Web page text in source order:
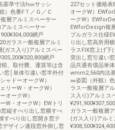
基準寸法h㎜サッシ
）色番FＴ／Ｇ／Ｃ
層アルミスペーサー
ルミスペーサー
網戸
ガラス一般複層アルミ
(ガス入り)アルミスペー
網戸
、取付費、運賃等は含
窓│単体引違い窓半外付
ャドーオークW）
リーW・オークW）
オークW）
W・オークW）EWトリ
縦すべり出し窓横すべ
すべり出し窓開き窓テ
デザイン連段窓外倒し窓
227セット価格
オークW）
ークW）
EWforDesign複
プルガラス仕様
り出し窓高所用
ラスFIX窓上げ下
突出し窓引違い
品共通有償品単
wmm2,560内法
㎜姿図（外観）
ラス一般複層ア
ス入り)アルミス
ガラス一般複層
(ガス入り)アルミ